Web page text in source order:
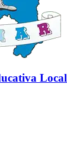
Local